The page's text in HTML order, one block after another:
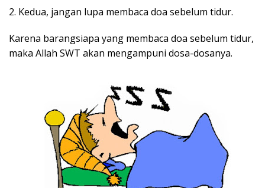
2. Kedua, jangan lupa membaca doa sebelum tidur.
Karena barangsiapa yang membaca doa sebelum tidur,
maka Allah SWT akan mengampuni dosa-dosanya.